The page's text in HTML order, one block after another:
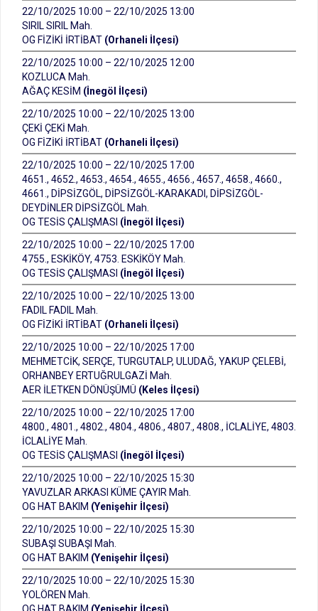
22/10/2025 10:00 – 22/10/2025 13:00
SIRIL SIRIL Mah.
OG FİZİKİ İRTİBAT (Orhaneli İlçesi)
22/10/2025 10:00 – 22/10/2025 12:00
KOZLUCA Mah.
AĞAÇ KESİM (İnegöl İlçesi)
22/10/2025 10:00 – 22/10/2025 13:00
ÇEKİ ÇEKİ Mah.
OG FİZİKİ İRTİBAT (Orhaneli İlçesi)
22/10/2025 10:00 – 22/10/2025 17:00
4651., 4652., 4653., 4654., 4655., 4656., 4657., 4658., 4660.,
4661., DİPSİZGÖL, DİPSİZGÖL-KARAKADI, DİPSİZGÖL-
DEYDİNLER DİPSİZGÖL Mah.
OG TESİS ÇALIŞMASI (İnegöl İlçesi)
22/10/2025 10:00 – 22/10/2025 17:00
4755., ESKİKÖY, 4753. ESKİKÖY Mah.
OG TESİS ÇALIŞMASI (İnegöl İlçesi)
22/10/2025 10:00 – 22/10/2025 13:00
FADIL FADIL Mah.
OG FİZİKİ İRTİBAT (Orhaneli İlçesi)
22/10/2025 10:00 – 22/10/2025 17:00
MEHMETCİK, SERÇE, TURGUTALP, ULUDAĞ, YAKUP ÇELEBİ,
ORHANBEY ERTUĞRULGAZİ Mah.
AER İLETKEN DÖNÜŞÜMÜ (Keles İlçesi)
22/10/2025 10:00 – 22/10/2025 17:00
4800., 4801., 4802., 4804., 4806., 4807., 4808., İCLALİYE, 4803.
İCLALİYE Mah.
OG TESİS ÇALIŞMASI (İnegöl İlçesi)
22/10/2025 10:00 – 22/10/2025 15:30
YAVUZLAR ARKASI KÜME ÇAYIR Mah.
OG HAT BAKIM (Yenişehir İlçesi)
22/10/2025 10:00 – 22/10/2025 15:30
SUBAŞI SUBAŞI Mah.
OG HAT BAKIM (Yenişehir İlçesi)
22/10/2025 10:00 – 22/10/2025 15:30
YOLÖREN Mah.